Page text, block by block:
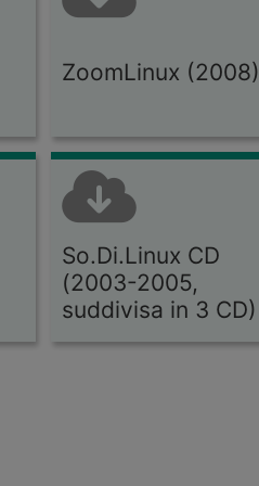
ZoomLinux (2008)
So.Di.Linux CD
(2003-2005,
suddivisa in 3 CD)